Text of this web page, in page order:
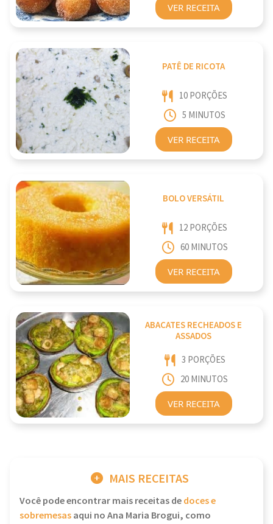
VER RECEITA
PATÊ DE RICOTA
10 PORÇÕES
5 MINUTOS
VER RECEITA
BOLO VERSÁTIL
12 PORÇÕES
60 MINUTOS
VER RECEITA
ABACATES RECHEADOS E
ASSADOS
3 PORÇÕES
20 MINUTOS
VER RECEITA
MAIS RECEITAS
Você pode encontrar mais receitas dedoces e
sobremesasaqui no Ana Maria Brogui, como